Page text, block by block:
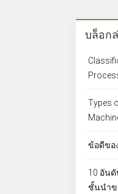
บล็อก
Types
ข้อดีขอ
10 อันดั
ชั้นนำข